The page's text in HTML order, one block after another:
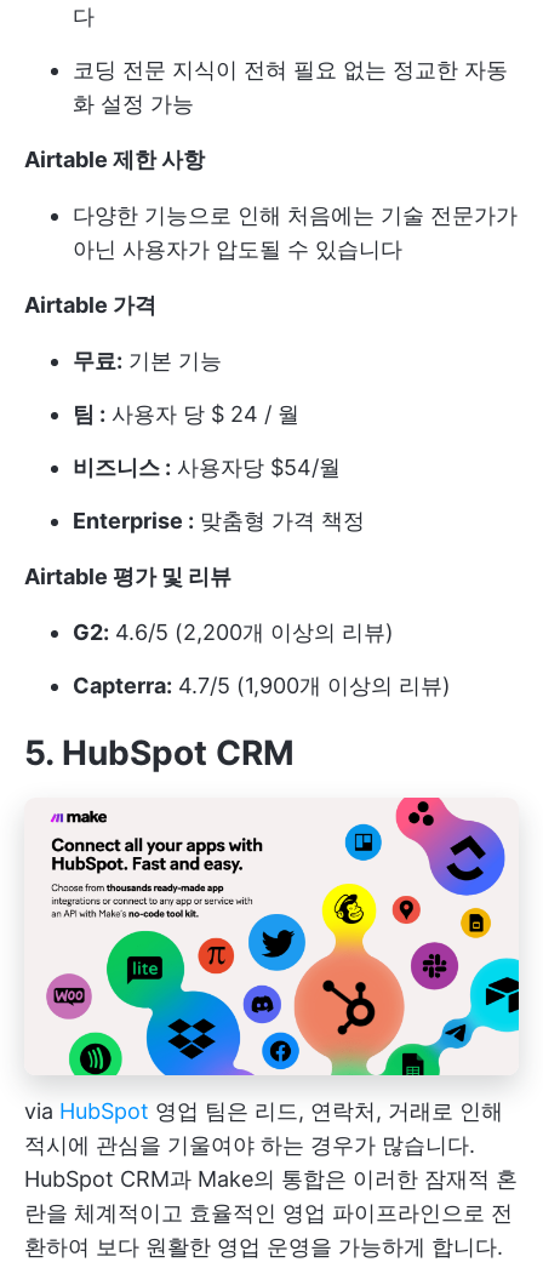
다
코딩 전문 지식이 전혀 필요 없는 정교한 자동
화 설정 가능
Airtable 제한 사항
다양한 기능으로 인해 처음에는 기술 전문가가
아닌 사용자가 압도될 수 있습니다
Airtable 가격
무료: 기본 기능
팀 : 사용자 당 $ 24 / 월
비즈니스 : 사용자당 $54/월
Enterprise : 맞춤형 가격 책정
Airtable 평가 및 리뷰
G2: 4.6/5 (2,200개 이상의 리뷰)
Capterra: 4.7/5 (1,900개 이상의 리뷰)
5. HubSpot CRM
via HubSpot 영업 팀은 리드, 연락처, 거래로 인해
적시에 관심을 기울여야 하는 경우가 많습니다.
HubSpot CRM과 Make의 통합은 이러한 잠재적 혼
란을 체계적이고 효율적인 영업 파이프라인으로 전
환하여 보다 원활한 영업 운영을 가능하게 합니다.